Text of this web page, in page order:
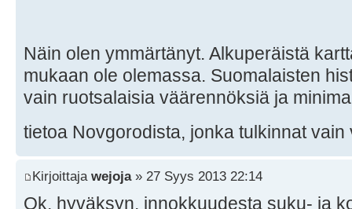
Näin olen ymmärtänyt. Alkuperäistä
mukaan ole olemassa. Suomalaisten
vain ruotsalaisia väärennöksiä ja
tietoa Novgorodista, jonka tulkinnat
Kirjoittaja wejoja» 27 Syys 2013 22:14
Ok, hyväksyn, innokkuudesta suku- ja